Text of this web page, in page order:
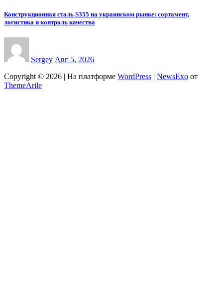
Конструкционная сталь S355 на украинском рынке: сортамент,
логистика и контроль качества
Sergey Авг 5, 2026
Copyright © 2026 | На платформе WordPress NewsExo от
ThemeArile